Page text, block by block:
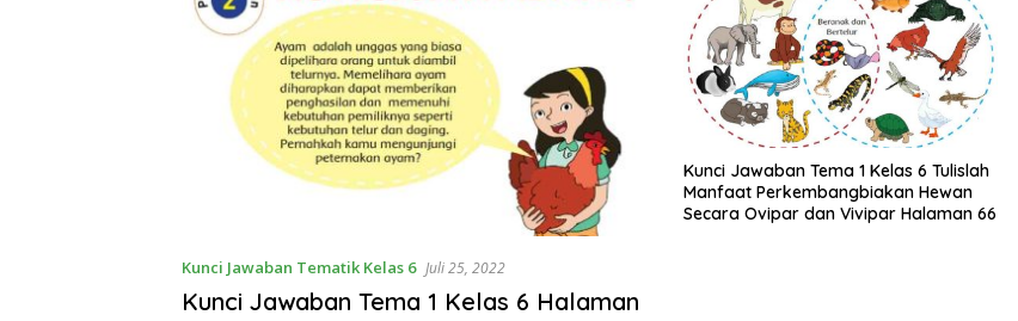
Kunci Jawaban Tematik Kelas 6 Juli 25, 2022
Kunci Jawaban Tema 1 Kelas 6 Halaman
Kunci Jawaban Tema 1 Kelas 6 Tulislah
Manfaat Perkembangbiakan Hewan
Secara Ovipar dan Vivipar Halaman 66